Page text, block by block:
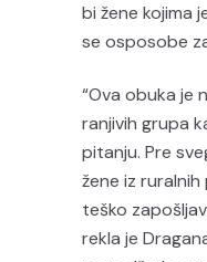
bi žene kojima
se osposobe
“Ova obuka je
ranjivih grupa
pitanju. Pre
žene iz
teško
rekla je